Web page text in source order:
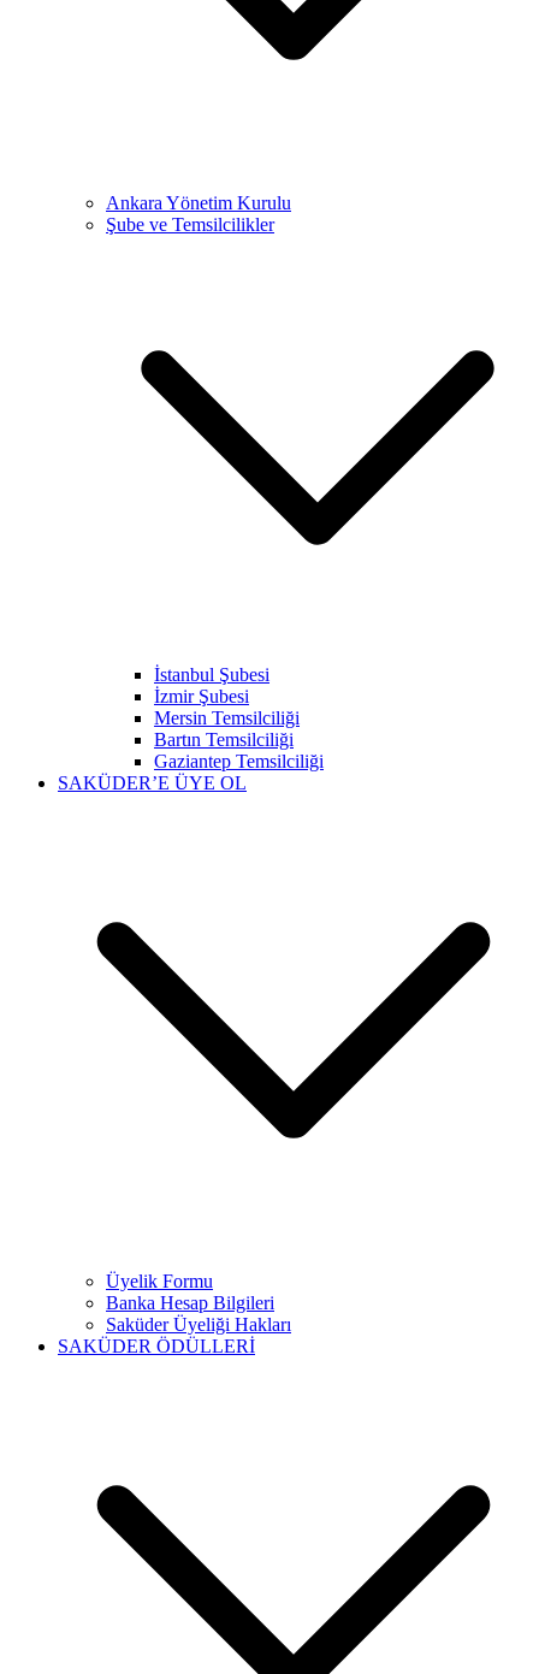
Ankara Yönetim Kurulu
Şube ve Temsilcilikler
İstanbul Şubesi
İzmir Şubesi
Mersin Temsilciliği
Bartın Temsilciliği
Gaziantep Temsilciliği
SAKÜDER’E ÜYE OL
Üyelik Formu
Banka Hesap Bilgileri
Saküder Üyeliği Hakları
SAKÜDER ÖDÜLLERİ